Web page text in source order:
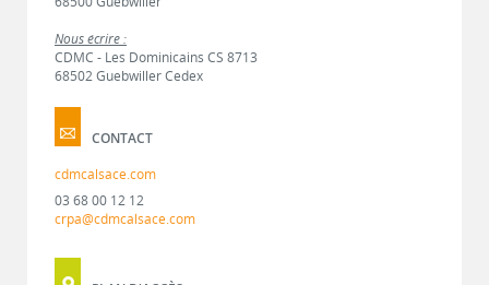
Nous écrire :
CDMC - Les Dominicains CS 8713
68502 Guebwiller Cedex
CONTACT
cdmcalsace.com
03 68 00 12 12
crpa@cdmcalsace.com